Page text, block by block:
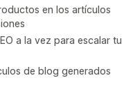
en los artículos
a la vez para escalar tu
de blog generados